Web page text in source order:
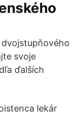
svoje
ďalších
lekár